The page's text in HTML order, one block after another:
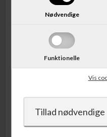
Nødvendige
Funktionelle
Vis
Canon 046H Toner Cartridge
986,00 DKK